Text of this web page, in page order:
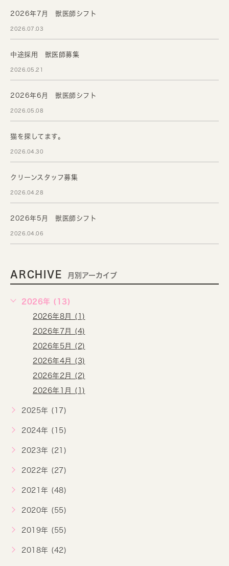
2026年7月 獣医師シフト
2026.07.03
中途採用 獣医師募集
2026.05.21
2026年6月 獣医師シフト
2026.05.08
猫を探してます。
2026.04.30
クリーンスタッフ募集
2026.04.28
2026年5月 獣医師シフト
2026.04.06
ARCHIVE 月別アーカイブ
2026年 (13)
2026年8月 (1)
2026年7月 (4)
2026年5月 (2)
2026年4月 (3)
2026年2月 (2)
2026年1月 (1)
2025年 (17)
2024年 (15)
2023年 (21)
2022年 (27)
2021年 (48)
2020年 (55)
2019年 (55)
2018年 (42)